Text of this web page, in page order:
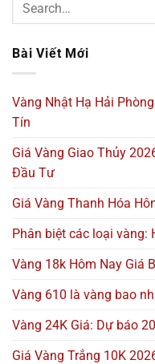
Bài Viết Mới
Vàng Nhật Hạ Hải
Tín
Giá Vàng Giao Thủy
Đầu Tư
Giá Vàng Thanh Hóa
Phân biệt các loại vàng:
Vàng 18k Hôm Nay Giá
Vàng 610 là vàng bao
Vàng 24K Giá: Dự báo
Giá Vàng Trắng 10K